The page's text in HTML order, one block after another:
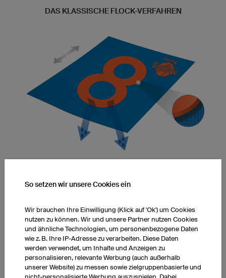
DAS KLASSISCHE FLOCK-VERFAHREN
Elastizität
mehr dehnbar.
Farbfreiheit
Klebefolien werden häufig nur in wenigen Farben angeboten.
So setzen wir unsere Cookies ein
Wir brauchen Ihre Einwilligung (Klick auf 'Ok') um Cookies
nutzen zu können. Wir und unsere Partner nutzen Cookies
und ähnliche Technologien, um personenbezogene Daten
wie z. B. Ihre IP-Adresse zu verarbeiten. Diese Daten
werden verwendet, um Inhalte und Anzeigen zu
personalisieren, relevante Werbung (auch außerhalb
unserer Website) zu messen sowie zielgruppenbasierte und